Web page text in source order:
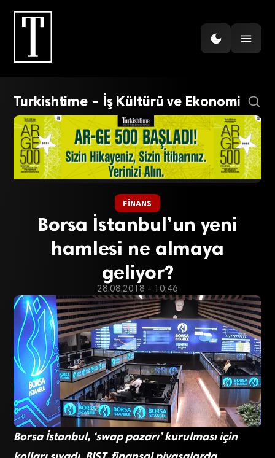
Turkishtime – İş Kültürü ve Ekonomi
FINANS
Borsa İstanbul’un yeni
hamlesi ne almaya
geliyor?
28.08.2018 - 10:46
Borsa İstanbul, ‘swap pazarı’ kurulması için